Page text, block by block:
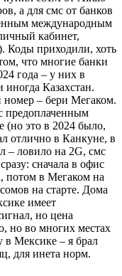
а для смс от банков
международным
кабинет,
Коды приходили, хоть
что многие банки
года – у них в
Казахстан.
номер – бери Мегаком.
предоплаченным
(но это в 2024 было,
отлично в Канкуне, в
– ловило на 2G, смс
сначала в офис
потом в Мегаком на
на старте. Дома
имеет
но цена
но во многих местах
в Мексике – я брал
для инета норм.